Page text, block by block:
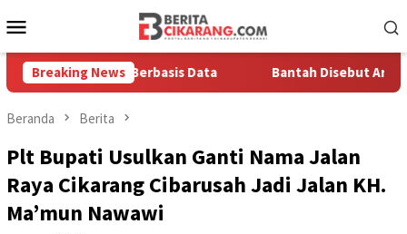
ke
Mobile
Breaking News
Solusi Berbasis Data Bantah Disebut Arogan, Kuasa
Beranda Berita
Plt Bupati Usulkan Ganti Nama Jalan
Raya Cikarang Cibarusah Jadi Jalan KH.
Ma’mun Nawawi